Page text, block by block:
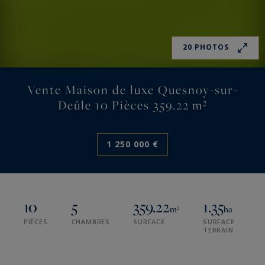
20 PHOTOS
Vente Maison de luxe Quesnoy-sur-
Deûle 10 Pièces 359.22 m²
1 250 000 €
10
PIÈCES
5
CHAMBRES
359.22m²
SURFACE
1.35ha
SURFACE
TERRAIN